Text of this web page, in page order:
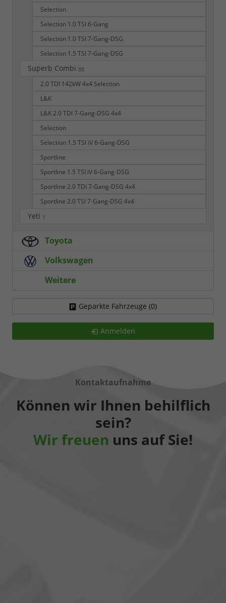
Selection
Selection 1.0 TSI 6-Gang
Selection 1.0 TSI 7-Gang-DSG
Selection 1.5 TSI 7-Gang-DSG
Superb Combi 88
2.0 TDI 142kW 4x4 Selection
L&K
L&K 2.0 TDI 7-Gang-DSG 4x4
Selection
Selection 1.5 TSI iV 6-Gang-DSG
Sportline
Sportline 1.5 TSI iV 6-Gang-DSG
Sportline 2.0 TDI 7-Gang-DSG 4x4
Sportline 2.0 TSI 7-Gang-DSG 4x4
Yeti 1
Toyota
Volkswagen
Weitere
Geparkte Fahrzeuge (0)
Anmelden
Kontaktaufnahme
Können wir Ihnen behilflich
sein?
Wir freuen uns auf Sie!